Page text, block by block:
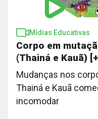
Mídias Educativas
Corpo em
(Thainá e Kauã)
Mudanças nos
Thainá e Kauã
incomodar